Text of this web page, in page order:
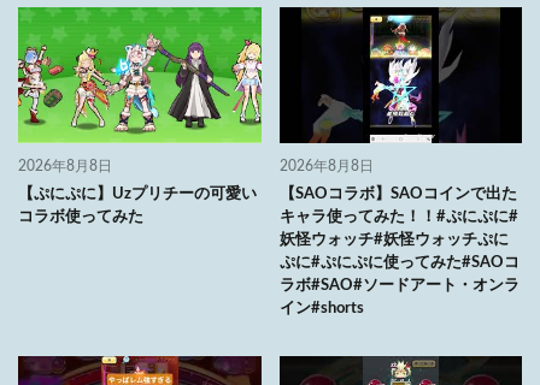
2026年8月8日
【ぷにぷに】Uzプリチーの可愛い
コラボ使ってみた
2026年8月8日
【SAOコラボ】SAOコインで出た
キャラ使ってみた！！#ぷにぷに#
妖怪ウォッチ#妖怪ウォッチぷに
ぷに#ぷにぷに使ってみた#SAOコ
ラボ#SAO#ソードアート・オンラ
イン#shorts